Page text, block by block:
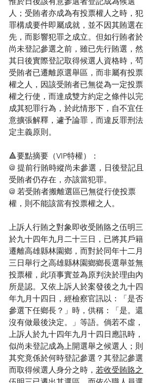
人；受賄者亦成為有投票權人之時，犯
罪構成要件即屬成就，並不因其賄選在
先，而影響犯罪之成立。但如行賄者於
尚未登記參選之前，雖已先行賄選，然
其日後實際登記取得候選人資格時，茍
受賄者已遷離原選舉區，而非屬有投票
權之人，因該受賄者已無從為一定投票
權之行使，而達成雙方約定之條件以完
成其犯罪行為，於此情形下，自不宜任
意擴張解釋，遽予論罪，而違反罪刑法
定主義原則。
🔺要點摘要（VIP特權）：
@ 提前行賄時縱尚未參選，日後登記且
受賄者仍存在，亦該當犯罪。
@ 若受賄者搬離選區已無從行使投票
權，則不能該當有投票權之人。
上訴人行賄之對象即收受賄賂之伍明三
於九十四年九月二十三日，已將其戶籍
遷離高雄縣林園鄉，而對於同年十二月
三日舉行之高雄縣林園鄉鄉長選舉並無
投票權，此項事實並為原判決於理由內
所是認。又依上訴人於案發後之九十四
年九月十四日，經檢察官訊以：「是否
參選下任鄉長？」時，供稱：「是。還
沒有做最後決定。」等語。倘若不虛，
上訴人於九十四年九月十四日應訊時，
似尚未登記成為上開選舉之候選人；則
其究竟係於何時登記參選？其登記參選
而取得候選人身分之時， 若收受賄賂之